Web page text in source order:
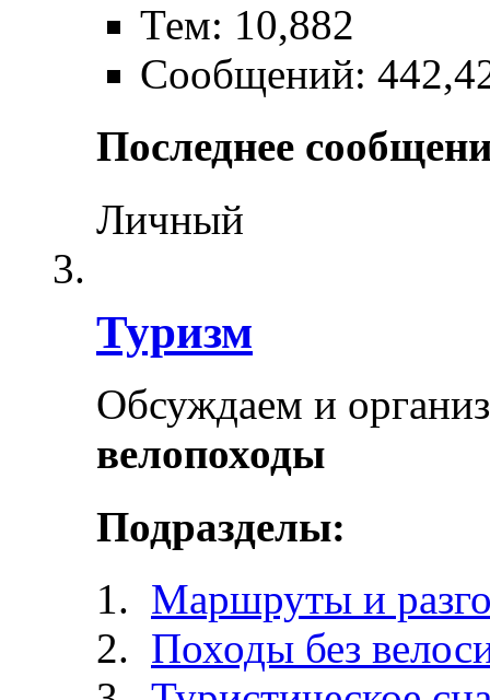
Тем: 10,882
Сообщений:
Последнее
Личный
Туризм
Обсуждаем и
велопоходы
Подразделы:
Маршруты и
Походы без